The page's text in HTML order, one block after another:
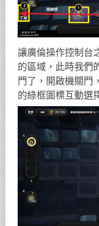
讓廣倫操作控制台
的區域，此時我們
門了，開啟機關門
的綠框圖標互動選